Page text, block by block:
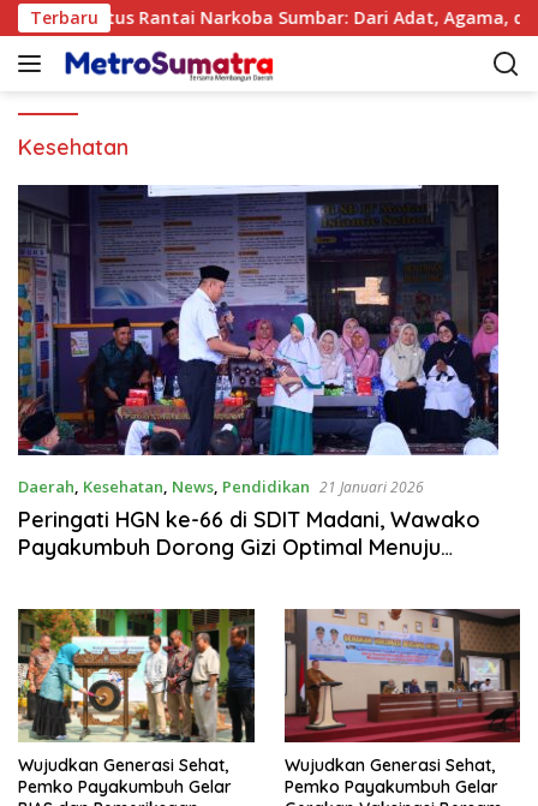
a
Terbaru
Putus Rantai Narkoba Sumbar: Dari Adat, Agama, dan
Kesehatan
Daerah, Kesehatan, News, Pendidikan 21 Januari 2026
Peringati HGN ke-66 di SDIT Madani, Wawako
Payakumbuh Dorong Gizi Optimal Menuju
Wujudkan Generasi Sehat,
Pemko Payakumbuh Gelar
Wujudkan Generasi Sehat,
Pemko Payakumbuh Gelar